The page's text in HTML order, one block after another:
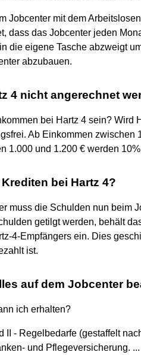
Jobcenter mit dem
dass das Jobcenter jeden
die eigene Tasche abzweigt
abzubauen.
4 nicht angerechnet
bei Hartz 4 sein? Wird
Ab Einkommen zwischen
1.000 und 1.200 € werden
bei Hartz 4?
muss die Schulden nun beim
getilgt werden, behält
4-Empfängers ein. Dies
ist.
auf dem Jobcenter
ich erhalten?
II - Regelbedarfe (gestaffelt
und Pflegeversicherung. ...